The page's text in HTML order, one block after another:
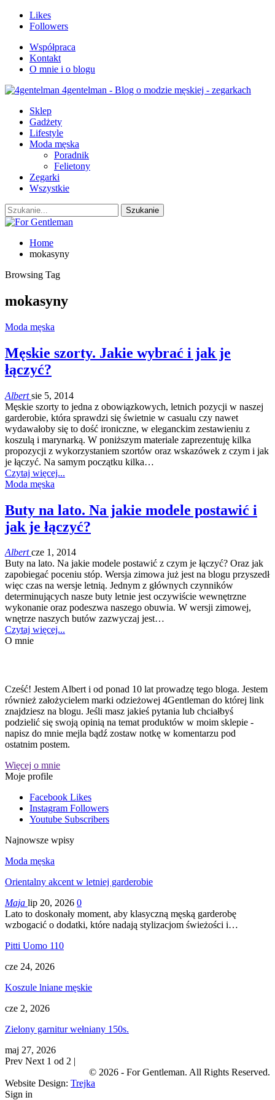
Likes
Followers
Współpraca
Kontakt
O mnie i o blogu
4gentelman - Blog o modzie męskiej - zegarkach
Sklep
Gadżety
Lifestyle
Moda męska
Poradnik
Felietony
Zegarki
Wszystkie
Home
mokasyny
Browsing Tag
mokasyny
Moda męska
Męskie szorty. Jakie wybrać i jak je
łączyć?
Albertsie 5, 2014
Męskie szorty to jedna z obowiązkowych, letnich pozycji w naszej
garderobie, która sprawdzi się świetnie w casualu czy nawet
wydawałoby się to dość ironiczne, w eleganckim zestawieniu z
koszulą i marynarką. W poniższym materiale zaprezentuję kilka
propozycji z wykorzystaniem szortów oraz wskazówek z czym i jak
je łączyć. Na samym początku kilka…
Czytaj więcej...
Moda męska
Buty na lato. Na jakie modele postawić i
jak je łączyć?
Albertcze 1, 2014
Buty na lato. Na jakie modele postawić z czym je łączyć? Oraz jak
zapobiegać poceniu stóp. Wersja zimowa już jest na blogu przyszedł
więc czas na wersje letnią. Jednym z głównych czynników
determinujących nasze buty letnie jest oczywiście wewnętrzne
wykonanie oraz podeszwa naszego obuwia. W wersji zimowej,
wnętrze naszych butów zazwyczaj jest…
Czytaj więcej...
O mnie
Cześć! Jestem Albert i od ponad 10 lat prowadzę tego bloga. Jestem
również założycielem marki odzieżowej 4Gentleman do której link
znajdziesz na blogu. Jeśli masz jakieś pytania lub chciałbyś
podzielić się swoją opinią na temat produktów w moim sklepie -
napisz do mnie mejla bądź zostaw notkę w komentarzu pod
ostatnim postem.
Więcej o mnie
Moje profile
Facebook Likes
Instagram Followers
Youtube Subscribers
Najnowsze wpisy
Moda męska
Orientalny akcent w letniej garderobie
Maja lip 20, 2026 0
Lato to doskonały moment, aby klasyczną męską garderobę
wzbogacić o dodatki, które nadają stylizacjom świeżości i…
Pitti Uomo 110
cze 24, 2026
Koszule lniane męskie
cze 2, 2026
Zielony garnitur wełniany 150s.
maj 27, 2026
Prev Next 1 od 2 |
© 2026 - For Gentleman. All Rights Reserved.
Website Design: Trejka
Sign in